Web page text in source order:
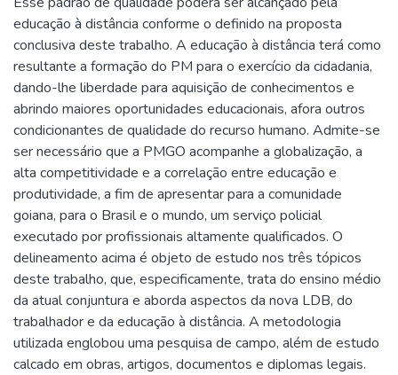
educação à distância conforme o definido na proposta
conclusiva deste trabalho. A educação à distância terá como
resultante a formação do PM para o exercício da cidadania,
dando-lhe liberdade para aquisição de conhecimentos e
abrindo maiores oportunidades educacionais, afora outros
condicionantes de qualidade do recurso humano. Admite-se
ser necessário que а PMGO acompanhe a globalização, a
alta competitividade e a correlação entre educação e
produtividade, a fim de apresentar para a comunidade
goiana, para o Brasil e o mundo, um serviço policial
executado por profissionais altamente qualificados. O
delineamento acima é objeto de estudo nos três tópicos
deste trabalho, que, especificamente, trata do ensino médio
da atual conjuntura e aborda aspectos da nova LDB, do
trabalhador e da educação à distância. A metodologia
utilizada englobou uma pesquisa de campo, além de estudo
calcado em obras, artigos, documentos e diplomas legais.